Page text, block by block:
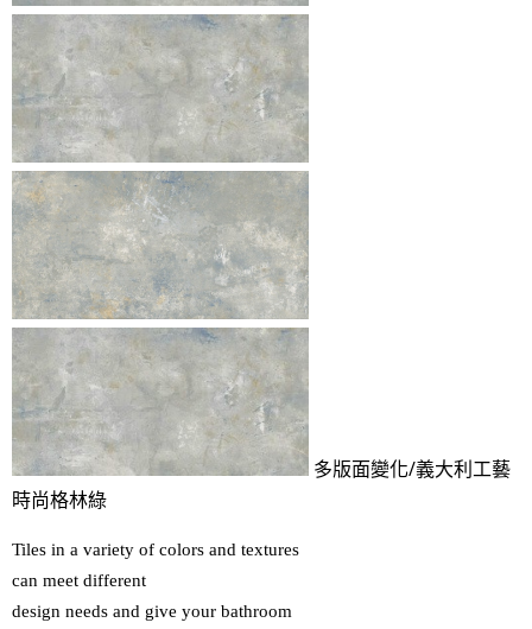
多版面變化/義大利工藝
時尚格林綠
Tiles in a variety of colors and textures
can meet different
design needs and give your bathroom